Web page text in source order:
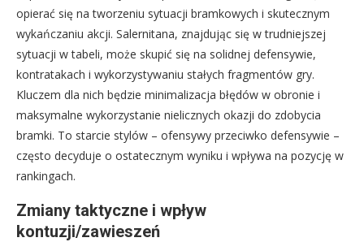
opierać się na tworzeniu sytuacji bramkowych i skutecznym
wykańczaniu akcji. Salernitana, znajdując się w trudniejszej
sytuacji w tabeli, może skupić się na solidnej defensywie,
kontratakach i wykorzystywaniu stałych fragmentów gry.
Kluczem dla nich będzie minimalizacja błędów w obronie i
maksymalne wykorzystanie nielicznych okazji do zdobycia
bramki. To starcie stylów – ofensywy przeciwko defensywie –
często decyduje o ostatecznym wyniku i wpływa na pozycję w
rankingach.
Zmiany taktyczne i wpływ
kontuzji/zawieszeń